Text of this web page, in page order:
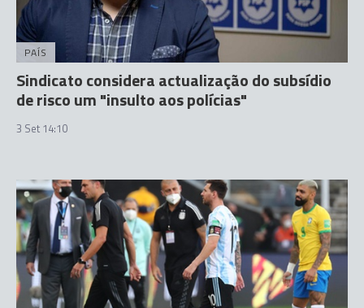
PAÍS
Sindicato considera actualização do subsídio
de risco um "insulto aos polícias"
3 Set 14:10